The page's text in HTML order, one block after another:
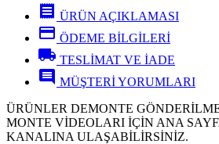
receipt ÜRÜN AÇIKLAMASI
credit_card ÖDEME BİLGİLERİ
local_shipping TESLİMAT VE İADE
comment MÜŞTERİ YORUMLARI
ÜRÜNLER DEMONTE
MONTE VİDEOLARI İÇİN ANA
KANALINA ULAŞABİLİRSİNİZ.